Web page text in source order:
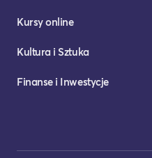
Kursy online
Kultura i Sztuka
Finanse i Inwestycje